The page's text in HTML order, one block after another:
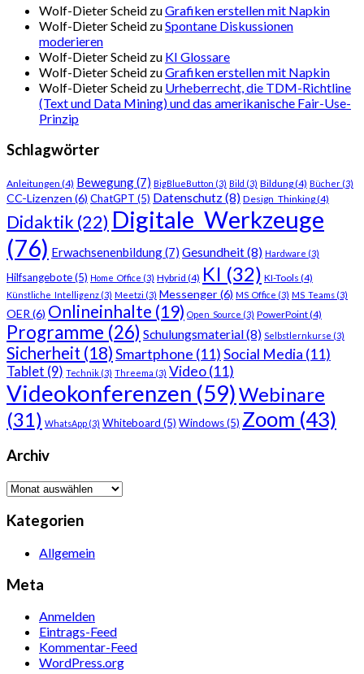
Wolf-Dieter Scheid zuGrafiken erstellen mit Napkin
Wolf-Dieter Scheid zuSpontane Diskussionen
moderieren
Wolf-Dieter Scheid zu KI Glossare
Wolf-Dieter Scheid zuGrafiken erstellen mit Napkin
Wolf-Dieter Scheid zu Urheberrecht, die TDM-Richtline
(Text und Data Mining) und das amerikanische Fair-Use-
Prinzip
Schlagwörter
Anleitungen (4) Bewegung(7) BigBlueButton (3) Bild (3) Bildung(4) Bücher (3)
CC-Lizenzen (6) ChatGPT (5) Datenschutz(8) Design_Thinking(4)
Didaktik (22) Digitale_Werkzeuge
(76) Erwachsenenbildung(7) Gesundheit(8) Hardware (3)
Hilfsangebote(5) Home_Office (3) Hybrid (4) KI (32) KI-Tools (4)
Künstliche_Intelligenz (3) Meetzi (3) Messenger (6) MS_Office (3) MS_Teams (3)
OER (6) Onlineinhalte (19) Open_Source (3) PowerPoint(4)
Programme (26) Schulungsmaterial(8) Selbstlernkurse (3)
Sicherheit (18)Smartphone (11)Social Media (11)
Tablet (9) Technik (3) Threema (3) Video(11)
Videokonferenzen (59)Webinare
(31) WhatsApp (3) Whiteboard (5) Windows(5) Zoom (43)
Archiv
Archiv
Kategorien
Allgemein
Meta
Anmelden
Eintrags-Feed
Kommentar-Feed
WordPress.org